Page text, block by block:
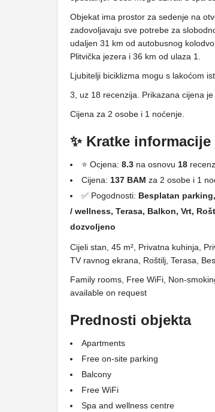
Objekat ima prostor za sedenje na
zadovoljavaju sve potrebe za
udaljen 31 km od autobusnog
Plitvička jezera i 36 km od ulaza 1.
Ljubitelji biciklizma mogu s lakoćom
3, uz 18 recenzija. Prikazana cijena je
Cijena za 2 osobe i 1 noćenje.
✨ Kratke informacije
⭐ Ocjena: 8.3 na osnovu 18
Cijena: 137 BAM za 2 osobe i 1
✅ Pogodnosti: Besplatan
/ wellness, Terasa, Balkon, Vrt,
dozvoljeno
Cijeli stan, 45 m², Privatna kuhinja,
TV ravnog ekrana, Roštilj, Terasa,
Family rooms, Free WiFi, Non-
available on request
Prednosti objekta
Apartments
Free on-site parking
Balcony
Free WiFi
Spa and wellness centre